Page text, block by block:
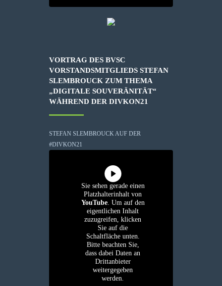
VORTRAG DES BVSC
VORSTANDSMITGLIEDS STEFAN
SLEMBROUCK ZUM THEMA
„DIGITALE SOUVERÄNITÄT“
WÄHREND DER DIVKON21
STEFAN SLEMBROUCK AUF DER
#DIVKON21
Sie sehen gerade einen
Platzhalterinhalt von
YouTube. Um auf den
eigentlichen Inhalt
zuzugreifen, klicken
Sie auf die
Schaltfläche unten.
Bitte beachten Sie,
dass dabei Daten an
Drittanbieter
weitergegeben
werden.